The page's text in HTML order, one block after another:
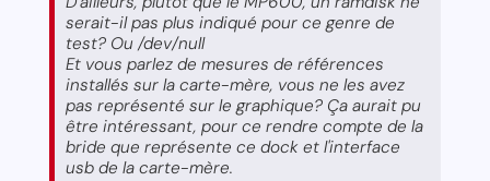
serait-il pas plus indiqué pour ce genre de
test? Ou /dev/null
Et vous parlez de mesures de références
installés sur la carte-mère, vous ne les avez
pas représenté sur le graphique? Ça aurait pu
être intéressant, pour ce rendre compte de la
bride que représente ce dock et l'interface
usb de la carte-mère.